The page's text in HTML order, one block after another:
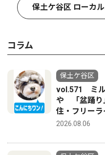
保土ケ谷区 ローカ
コラム
保土ケ谷区
vol.571 ミル
や 「盆踊り
住・フリーラ
2026.08.06